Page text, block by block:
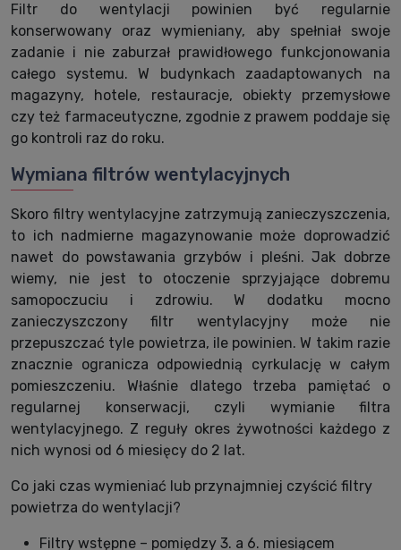
Filtr do wentylacji powinien być regularnie
konserwowany oraz wymieniany, aby spełniał swoje
zadanie i nie zaburzał prawidłowego funkcjonowania
całego systemu. W budynkach zaadaptowanych na
magazyny, hotele, restauracje, obiekty przemysłowe
czy też farmaceutyczne, zgodnie z prawem poddaje się
go kontroli raz do roku.
Wymiana filtrów wentylacyjnych
Skoro filtry wentylacyjne zatrzymują zanieczyszczenia,
to ich nadmierne magazynowanie może doprowadzić
nawet do powstawania grzybów i pleśni. Jak dobrze
wiemy, nie jest to otoczenie sprzyjające dobremu
samopoczuciu i zdrowiu. W dodatku mocno
zanieczyszczony filtr wentylacyjny może nie
przepuszczać tyle powietrza, ile powinien. W takim razie
znacznie ogranicza odpowiednią cyrkulację w całym
pomieszczeniu. Właśnie dlatego trzeba pamiętać o
regularnej konserwacji, czyli wymianie filtra
wentylacyjnego. Z reguły okres żywotności każdego z
nich wynosi od 6 miesięcy do 2 lat.
Co jaki czas wymieniać lub przynajmniej czyścić filtry
powietrza do wentylacji?
Filtry wstępne – pomiędzy 3. a 6. miesiącem